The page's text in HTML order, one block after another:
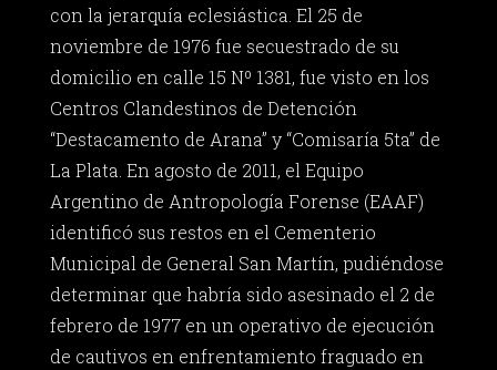
con la jerarquía eclesiástica. El 25 de
noviembre de 1976 fue secuestrado de su
domicilio en calle 15 Nº 1381, fue visto en los
Centros Clandestinos de Detención
“Destacamento de Arana” y “Comisaría 5ta” de
La Plata. En agosto de 2011, el Equipo
Argentino de Antropología Forense (EAAF)
identificó sus restos en el Cementerio
Municipal de General San Martín, pudiéndose
determinar que habría sido asesinado el 2 de
febrero de 1977 en un operativo de ejecución
de cautivos en enfrentamiento fraguado en